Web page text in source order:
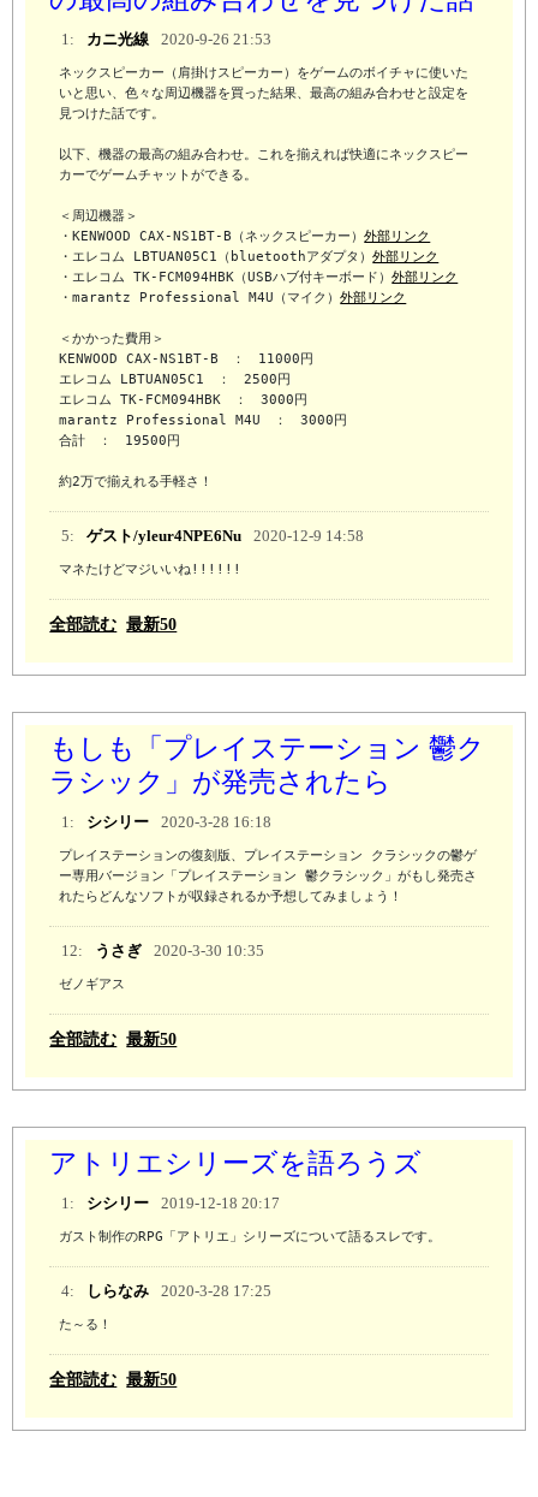
1: カニ光線 2020-9-26 21:53
ネックスピーカー（肩掛けスピーカー）をゲームのボイチャに使いた
いと思い、色々な周辺機器を買った結果、最高の組み合わせと設定を
見つけた話です。
以下、機器の最高の組み合わせ。これを揃えれば快適にネックスピー
カーでゲームチャットができる。
＜周辺機器＞
・KENWOOD CAX-NS1BT-B（ネックスピーカー）外部リンク
・エレコム LBTUAN05C1（bluetoothアダプタ）外部リンク
・エレコム TK-FCM094HBK（USBハブ付キーボード）外部リンク
・marantz Professional M4U（マイク）外部リンク
＜かかった費用＞
KENWOOD CAX-NS1BT-B　：　11000円
エレコム LBTUAN05C1　：　2500円
エレコム TK-FCM094HBK　：　3000円
marantz Professional M4U　：　3000円
合計　：　19500円
約2万で揃えれる手軽さ！
5: ゲスト/yleur4NPE6Nu 2020-12-9 14:58
マネたけどマジいいね!!!!!!
全部読む 最新50
もしも「プレイステーション 鬱ク
ラシック」が発売されたら
1: シシリー 2020-3-28 16:18
プレイステーションの復刻版、プレイステーション クラシックの鬱ゲ
ー専用バージョン「プレイステーション 鬱クラシック」がもし発売さ
れたらどんなソフトが収録されるか予想してみましょう！
12: うさぎ 2020-3-30 10:35
ゼノギアス
全部読む 最新50
アトリエシリーズを語ろうズ
1: シシリー 2019-12-18 20:17
ガスト制作のRPG「アトリエ」シリーズについて語るスレです。
4: しらなみ 2020-3-28 17:25
た～る！
全部読む 最新50